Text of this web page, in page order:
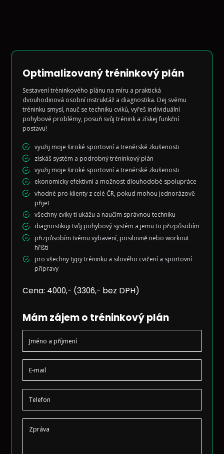
Optimalizovaný tréninkový plán
Sestavení tréninkového plánu na míru a praktická
dvouhodinová osobní instruktáž a diagnostika. Dej svému
tréninku smysl, nauč se techniku cviků, vyřeš individuální
pohybové problémy, posuň svůj trénink a získej funkční
postavu!
využij moje široké sportovní a trenérské zkušenosti
získáš systém a podrobný tréninkový plán
využij moje široké sportovní a trenérské zkušenosti
ekonomicky efektivní a možnost dlouhodobé spolupráce
vhodné pro klienty z celé ČR, pokud mohou jednorázově
přijet
všechny cviky ti ukážu a naučím správnou techniku
diagnostikuji tvůj pohybový systém a jemu to přizpůsobím
přizpůsobím tvému vybavení, posilovně nebo workout
hřišti
pro všechny typy tréninku a silového cvičení a sportovní
přípravy
Cena: 4000,- (3306,- bez DPH)
Mám zájem o tréninkový plán
Jméno a příjmení
E-mail
Telefon
Zpráva